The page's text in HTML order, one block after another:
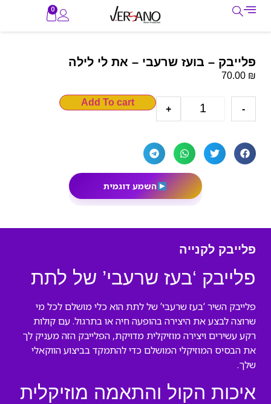
0
פלייבק – בועז שרעבי – את לי לילה
70.00 ₪
-
+
Add To cart
השמע דוגמית
פלייבק לקנייה
פלייבק ‘בעז שרעבי’ של לתת
פלייבק השיר ‘בעז שרעבי’ של לתת הוא כלי מושלם לכל מי
שרוצה לבצע את היצירה בהופעה חיה או בתרגול. עם קולות
רקע עשירים ויצירה מוזיקלית מדויקת, הפלייבק הזה מעניק לך
את הבסיס המוזיקלי המושלם כדי להתמקד בביצוע הווקאלי
שלך.
איכות הקול והתאמה מוזיקלית